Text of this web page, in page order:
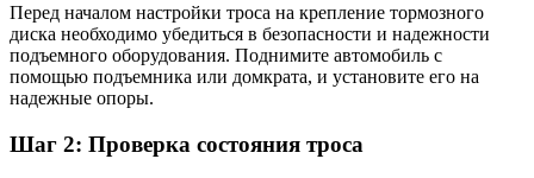
Перед началом настройки троса на крепление тормозного
диска необходимо убедиться в безопасности и надежности
подъемного оборудования. Поднимите автомобиль с
помощью подъемника или домкрата, и установите его на
надежные опоры.
Шаг 2: Проверка состояния троса